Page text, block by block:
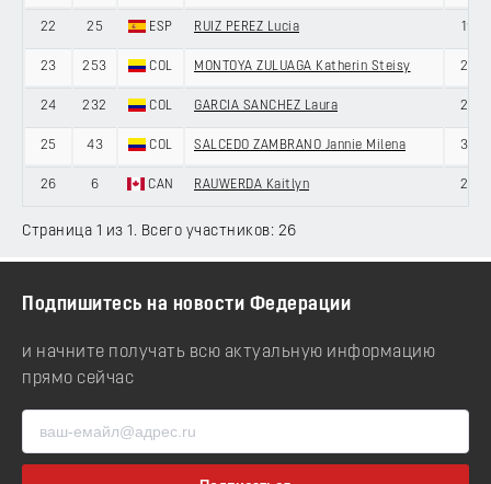
22 25 ESP RUIZ PEREZ Lucia 19
23 253 COL MONTOYA ZULUAGA Katherin Steisy 29
24 232 COL GARCIA SANCHEZ Laura 20
25 43 COL SALCEDO ZAMBRANO Jannie Milena 35
26 6 CAN RAUWERDA Kaitlyn 23
Страница 1 из 1. Всего участников: 26
Подпишитесь на новости Федерации
и начните получать всю актуальную информацию
прямо сейчас